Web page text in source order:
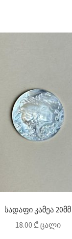
სადაფი კამეა 20მმ
18.00 ₾ ცალი